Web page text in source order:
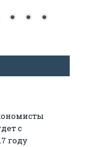
с
году